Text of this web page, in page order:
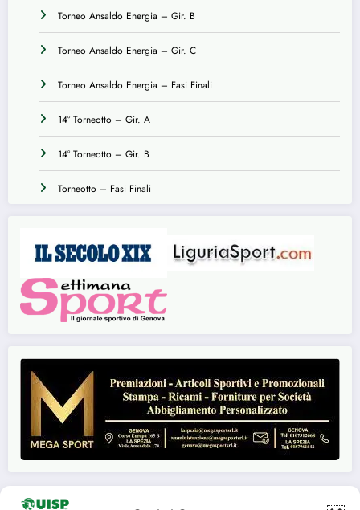
Torneo Ansaldo Energia – Gir. B
Torneo Ansaldo Energia – Gir. C
Torneo Ansaldo Energia – Fasi Finali
14° Torneotto – Gir. A
14° Torneotto – Gir. B
Torneotto – Fasi Finali